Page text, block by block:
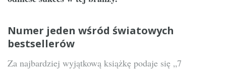
Numer jeden wśród światowych
bestsellerów
Za najbardziej wyjątkową książkę podaje się „7